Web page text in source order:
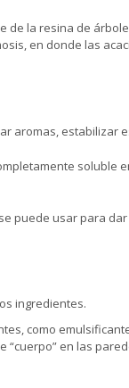
la resina de
en donde las
aromas, estabilizar
soluble
puede usar para
ingredientes.
como
en las